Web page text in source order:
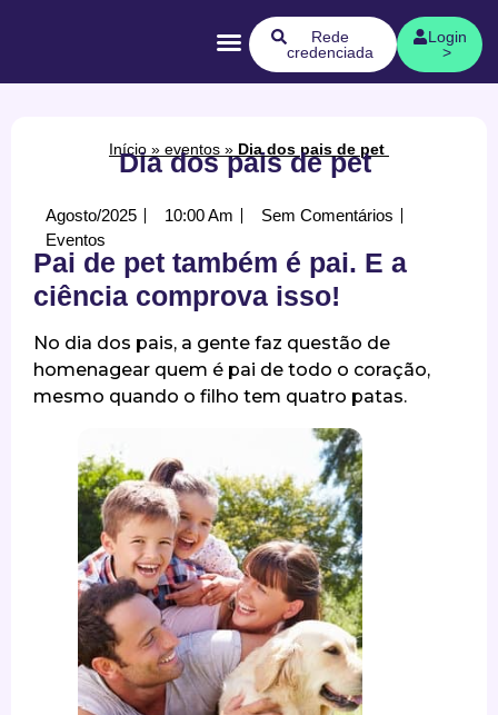
Rede
credenciada
Login
>
Início » eventos » Dia dos pais de pet
Dia dos pais de pet
Agosto/2025 10:00 Am
Sem Comentários
Eventos
Pai de pet também é pai. E a
ciência comprova isso!
No dia dos pais, a gente faz questão de
homenagear quem é pai de todo o coração,
mesmo quando o filho tem quatro patas.